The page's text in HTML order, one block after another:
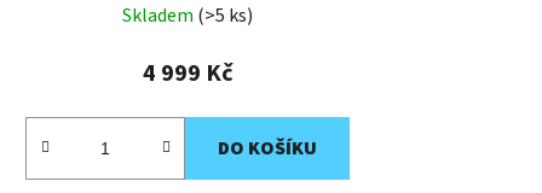
Skladem (>5 ks)
4 999 Kč
DO KOŠÍKU